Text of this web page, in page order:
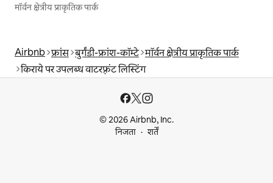
मॉर्वन क्षेत्रीय प्राकृतिक पार्क
Airbnb फ्रांस बुर्गंडी-फ्रांश-कॉम्टे मॉर्वन क्षेत्रीय प्राकृतिक पार्क
किराये पर उपलब्ध वाटरफ़्रंट लिस्टिंग
© 2026 Airbnb, Inc.
निजता
शर्तें